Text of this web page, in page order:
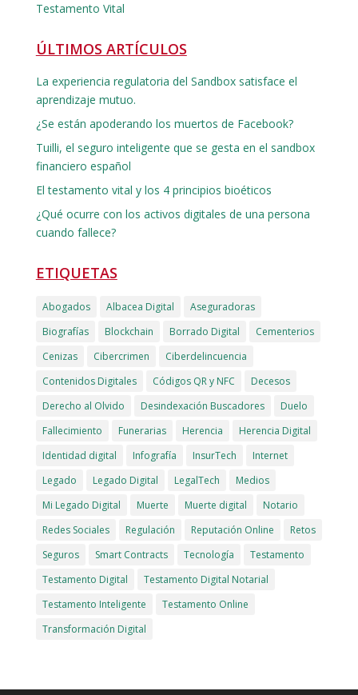
Testamento Vital
ÚLTIMOS ARTÍCULOS
La experiencia regulatoria del Sandbox satisface el
aprendizaje mutuo.
¿Se están apoderando los muertos de Facebook?
Tuilli, el seguro inteligente que se gesta en el sandbox
financiero español
El testamento vital y los 4 principios bioéticos
¿Qué ocurre con los activos digitales de una persona
cuando fallece?
ETIQUETAS
Abogados Albacea Digital
Aseguradoras
Biografías
Blockchain Borrado Digital
Cementerios
Cenizas
Cibercrimen
Ciberdelincuencia
Contenidos Digitales
Códigos QR y NFC
Decesos
Derecho al Olvido
Desindexación Buscadores
Duelo
Fallecimiento
Funerarias Herencia
Herencia Digital
Identidad digital
Infografía InsurTech
Internet
Legado
Legado Digital LegalTech
Medios
Mi Legado Digital
Muerte Muerte digital
Notario
Redes Sociales
Regulación Reputación Online
Retos
Seguros
Smart Contracts Tecnología
Testamento
Testamento Digital
Testamento Digital Notarial
Testamento Inteligente
Testamento Online
Transformación Digital